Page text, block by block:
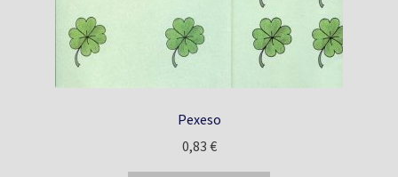
Pexeso
0,83 €